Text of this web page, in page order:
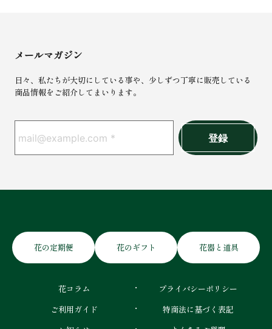
メールマガジン
日々、私たちが大切にしている事や、少しずつ丁寧に販売している
商品情報をご紹介してまいります。
花の定期便 花のギフト 花器と道具
花コラム
ご利用ガイド
プライバシーポリシー
特商法に基づく表記